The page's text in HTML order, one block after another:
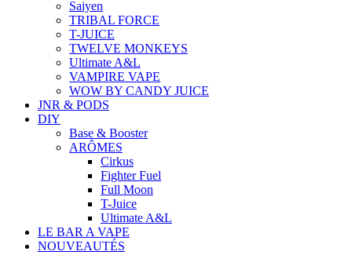
Saiyen
TRIBAL FORCE
T-JUICE
TWELVE MONKEYS
Ultimate A&L
VAMPIRE VAPE
WOW BY CANDY JUICE
JNR & PODS
DIY
Base & Booster
ARÔMES
Cirkus
Fighter Fuel
Full Moon
T-Juice
Ultimate A&L
LE BAR A VAPE
NOUVEAUTÉS